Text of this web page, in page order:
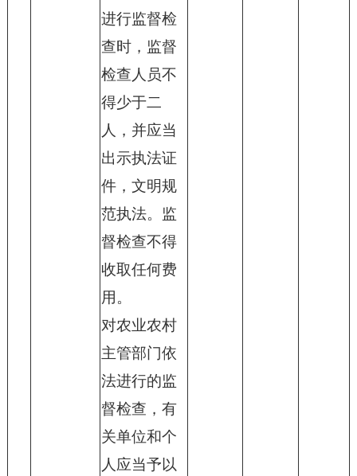
进行监督检
查时，监督
检查人员不
得少于二
人，并应当
出示执法证
件，文明规
范执法。监
督检查不得
收取任何费
用。
对农业农村
主管部门依
法进行的监
督检查，有
关单位和个
人应当予以